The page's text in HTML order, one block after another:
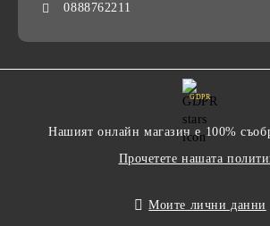
0888762211
GDPR
Нашият онлайн магазин е 100%
Прочетете нашата
Моите лични данни